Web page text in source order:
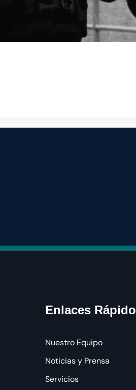
Enlaces
Nuestro Equipo
Noticias y Prensa
Servicios